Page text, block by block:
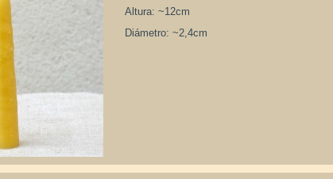
Altura: ~12cm
Diámetro: ~2,4cm